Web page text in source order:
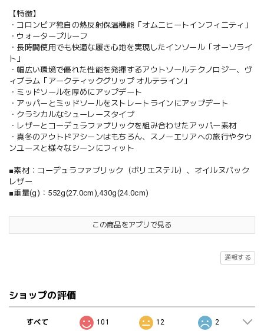
【特徴】
・コロンビア独自の熱反射保温機能「オムニヒートインフィニティ」
・ウォータープルーフ
・長時間使用でも快適な履き心地を実現したインソール「オーソライ
ト」
・幅広い環境で優れた性能を発揮するアウトソールテクノロジー、ヴ
ィブラム「アークティックグリップ オルテライン」
・ミッドソールを厚めにアップデート
・アッパーとミッドソールをストレートラインにアップデート
・クラシカルなシューレースタイプ
・レザーとコーデュラファブリックを組み合わせたアッパー素材
・真冬のアウトドアシーンはもちろん、スノーエリアへの旅行やタウ
ンユースと様々なシーンにフィット
■素材：コーデュラファブリック（ポリエステル）、オイルヌバック
レザー
■重量(g)：552g(27.0cm),430g(24.0cm)
この商品をアプリで見る
通報する
ショップの評価
すべて 101 12 2